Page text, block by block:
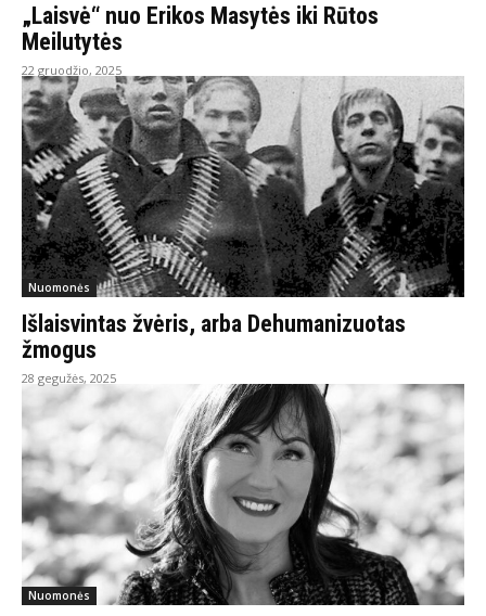
„Laisvė“ nuo Erikos Masytės iki Rūtos
Meilutytės
22 gruodžio, 2025
Nuomonės
Išlaisvintas žvėris, arba Dehumanizuotas
žmogus
28 gegužės, 2025
Nuomonės